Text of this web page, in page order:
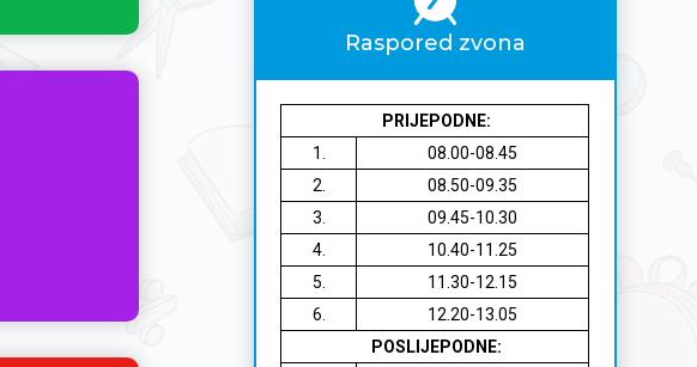
Raspored zvona
PRIJEPODNE:
1.
08.00-08.45
2.
08.50-09.35
3.
09.45-10.30
4.
10.40-11.25
5.
11.30-12.15
6.
12.20-13.05
POSLIJEPODNE: